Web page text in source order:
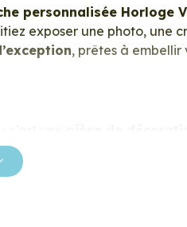
personnalisée Horloge
exposer une photo, une
, prêtes à
et la texture satinée du